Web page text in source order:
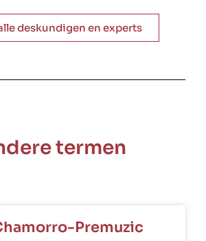
deskundigen en experts
termen
Premuzic